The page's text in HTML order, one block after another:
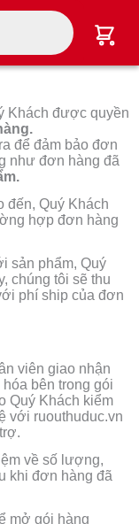
Khách được quyền
để đảm bảo đơn
như đơn hàng đã
đến, Quý Khách
hợp đơn hàng
sản phẩm, Quý
chúng tôi sẽ thu
phí ship của đơn
viên giao nhận
bên trong gói
Quý Khách kiểm
với ruouthuduc.vn
về số lượng,
khi đơn hàng đã
mở gói hàng